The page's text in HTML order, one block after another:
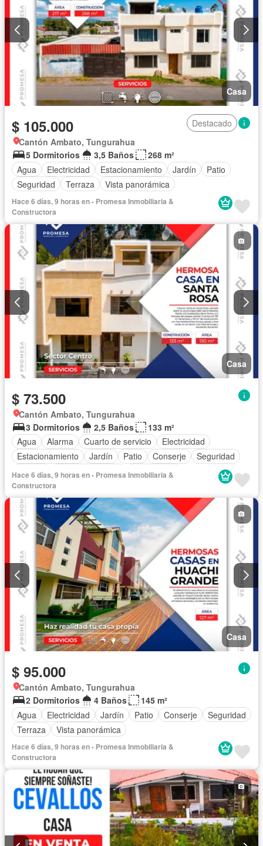
Casa
$ 105.000
Destacado
Cantón Ambato, Tungurahua
5 Dormitorios
3,5 Baños
268 m²
Agua
Electricidad Estacionamiento Jardín
Patio
Seguridad
Terraza Vista panorámica
Hace 6 días, 9 horas en - Promesa Inmobiliaria &
Constructora
Casa
$ 73.500
Cantón Ambato, Tungurahua
3 Dormitorios
2,5 Baños
133 m²
Agua
Alarma Cuarto de servicio
Electricidad
Estacionamiento
Jardín Patio Conserje
Seguridad
Terraza
Vista panorámica Sin amoblar
Hace 6 días, 9 horas en - Promesa Inmobiliaria &
Constructora
Casa
$ 95.000
Cantón Ambato, Tungurahua
2 Dormitorios
4 Baños
145 m²
Agua
Electricidad Jardín Patio Conserje
Seguridad
Terraza
Vista panorámica
Hace 6 días, 9 horas en - Promesa Inmobiliaria &
Constructora